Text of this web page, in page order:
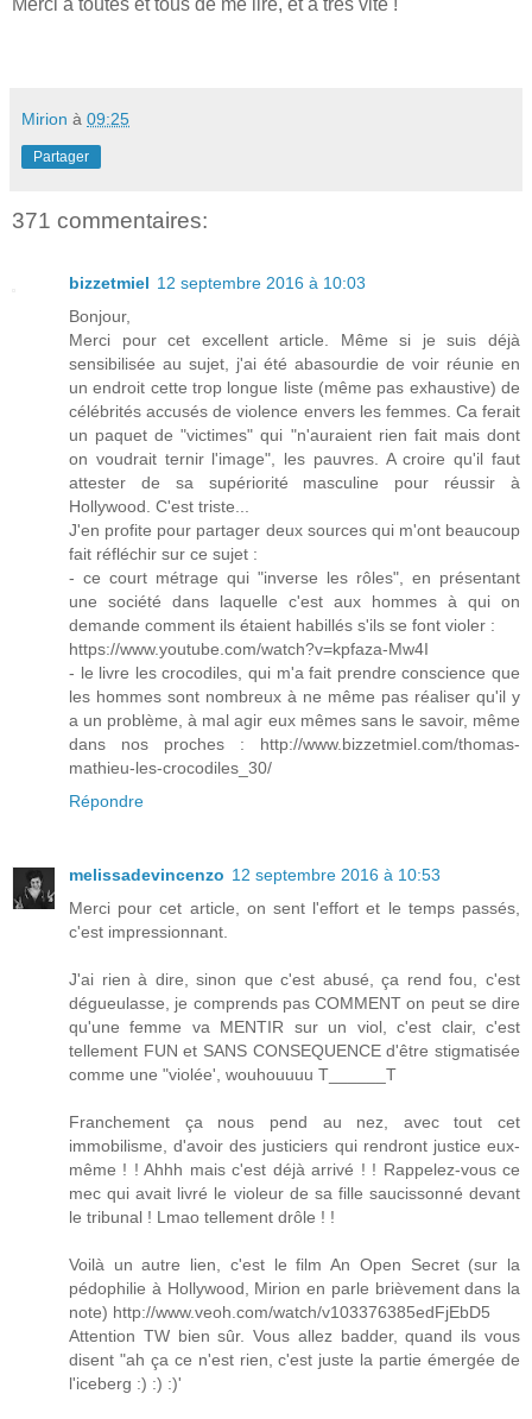
Merci à toutes et tous de me lire, et à très vite !
Mirion à 09:25
Partager
371 commentaires:
bizzetmiel 12 septembre 2016 à 10:03
Bonjour,
Merci pour cet excellent article. Même si je suis déjà
sensibilisée au sujet, j'ai été abasourdie de voir réunie en
un endroit cette trop longue liste (même pas exhaustive) de
célébrités accusés de violence envers les femmes. Ca ferait
un paquet de "victimes" qui "n'auraient rien fait mais dont
on voudrait ternir l'image", les pauvres. A croire qu'il faut
attester de sa supériorité masculine pour réussir à
Hollywood. C'est triste...
J'en profite pour partager deux sources qui m'ont beaucoup
fait réfléchir sur ce sujet :
- ce court métrage qui "inverse les rôles", en présentant
une société dans laquelle c'est aux hommes à qui on
demande comment ils étaient habillés s'ils se font violer :
https://www.youtube.com/watch?v=kpfaza-Mw4I
- le livre les crocodiles, qui m'a fait prendre conscience que
les hommes sont nombreux à ne même pas réaliser qu'il y
a un problème, à mal agir eux mêmes sans le savoir, même
dans nos proches : http://www.bizzetmiel.com/thomas-
mathieu-les-crocodiles_30/
Répondre
melissadevincenzo 12 septembre 2016 à 10:53
Merci pour cet article, on sent l'effort et le temps passés,
c'est impressionnant.
J'ai rien à dire, sinon que c'est abusé, ça rend fou, c'est
dégueulasse, je comprends pas COMMENT on peut se dire
qu'une femme va MENTIR sur un viol, c'est clair, c'est
tellement FUN et SANS CONSEQUENCE d'être stigmatisée
comme une "violée', wouhouuuu T______T
Franchement ça nous pend au nez, avec tout cet
immobilisme, d'avoir des justiciers qui rendront justice eux-
même ! ! Ahhh mais c'est déjà arrivé ! ! Rappelez-vous ce
mec qui avait livré le violeur de sa fille saucissonné devant
le tribunal ! Lmao tellement drôle ! !
Voilà un autre lien, c'est le film An Open Secret (sur la
pédophilie à Hollywood, Mirion en parle brièvement dans la
note) http://www.veoh.com/watch/v103376385edFjEbD5
Attention TW bien sûr. Vous allez badder, quand ils vous
disent "ah ça ce n'est rien, c'est juste la partie émergée de
l'iceberg :) :) :)'